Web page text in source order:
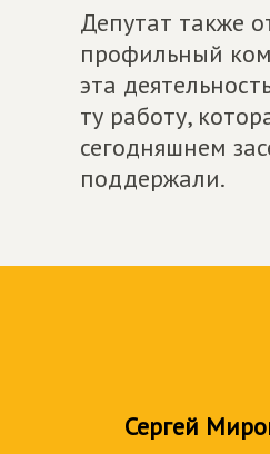
Депутат также
профильный
эта
ту работу,
сегодняшнем
поддержали.
Сергей